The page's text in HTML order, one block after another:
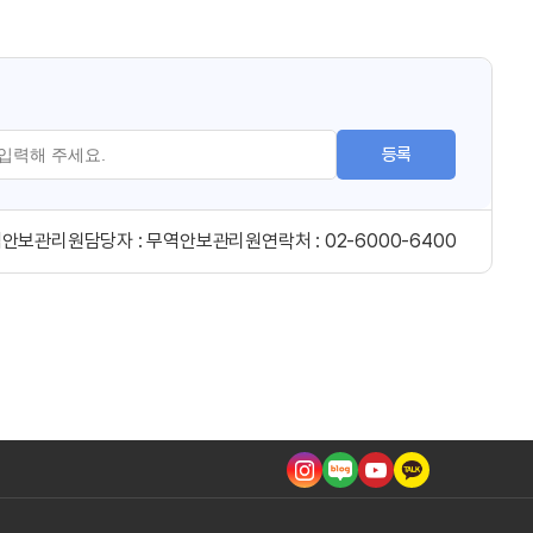
등록
보관리원담당자 :무역안보관리원연락처 : 02-6000-6400